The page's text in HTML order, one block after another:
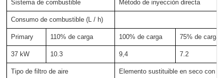
Sistema de combustible Método de inyección directa
Consumo de combustible (L / h)
Primary 110% de carga 100% de carga 75% de carga
37 kW 10.3 9,4 7.2
Tipo de filtro de aire Elemento sustituible en seco con